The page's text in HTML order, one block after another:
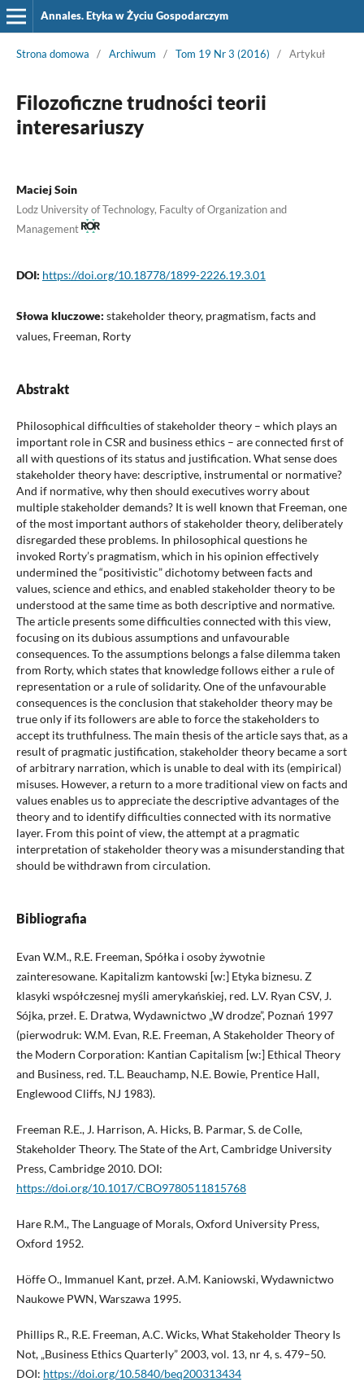
Annales. Etyka w Życiu Gospodarczym
Strona domowa / Archiwum / Tom 19 Nr 3 (2016) / Artykuł
Filozoficzne trudności teorii
interesariuszy
Maciej Soin
Lodz University of Technology, Faculty of Organization and
Management
DOI: https://doi.org/10.18778/1899-2226.19.3.01
Słowa kluczowe: stakeholder theory, pragmatism, facts and
values, Freeman, Rorty
Abstrakt
Philosophical difficulties of stakeholder theory – which plays an
important role in CSR and business ethics – are connected first of
all with questions of its status and justification. What sense does
stakeholder theory have: descriptive, instrumental or normative?
And if normative, why then should executives worry about
multiple stakeholder demands? It is well known that Freeman, one
of the most important authors of stakeholder theory, deliberately
disregarded these problems. In philosophical questions he
invoked Rorty’s pragmatism, which in his opinion effectively
undermined the “positivistic” dichotomy between facts and
values, science and ethics, and enabled stakeholder theory to be
understood at the same time as both descriptive and normative.
The article presents some difficulties connected with this view,
focusing on its dubious assumptions and unfavourable
consequences. To the assumptions belongs a false dilemma taken
from Rorty, which states that knowledge follows either a rule of
representation or a rule of solidarity. One of the unfavourable
consequences is the conclusion that stakeholder theory may be
true only if its followers are able to force the stakeholders to
accept its truthfulness. The main thesis of the article says that, as a
result of pragmatic justification, stakeholder theory became a sort
of arbitrary narration, which is unable to deal with its (empirical)
misuses. However, a return to a more traditional view on facts and
values enables us to appreciate the descriptive advantages of the
theory and to identify difficulties connected with its normative
layer. From this point of view, the attempt at a pragmatic
interpretation of stakeholder theory was a misunderstanding that
should be withdrawn from circulation.
Bibliografia
Evan W.M., R.E. Freeman, Spółka i osoby żywotnie
zainteresowane. Kapitalizm kantowski [w:] Etyka biznesu. Z
klasyki współczesnej myśli amerykańskiej, red. L.V. Ryan CSV, J.
Sójka, przeł. E. Dratwa, Wydawnictwo „W drodze”, Poznań 1997
(pierwodruk: W.M. Evan, R.E. Freeman, A Stakeholder Theory of
the Modern Corporation: Kantian Capitalism [w:] Ethical Theory
and Business, red. T.L. Beauchamp, N.E. Bowie, Prentice Hall,
Englewood Cliffs, NJ 1983).
Freeman R.E., J. Harrison, A. Hicks, B. Parmar, S. de Colle,
Stakeholder Theory. The State of the Art, Cambridge University
Press, Cambridge 2010. DOI:
https://doi.org/10.1017/CBO9780511815768
Hare R.M., The Language of Morals, Oxford University Press,
Oxford 1952.
Höffe O., Immanuel Kant, przeł. A.M. Kaniowski, Wydawnictwo
Naukowe PWN, Warszawa 1995.
Phillips R., R.E. Freeman, A.C. Wicks, What Stakeholder Theory Is
Not, „Business Ethics Quarterly” 2003, vol. 13, nr 4, s. 479–50.
DOI: https://doi.org/10.5840/beq200313434